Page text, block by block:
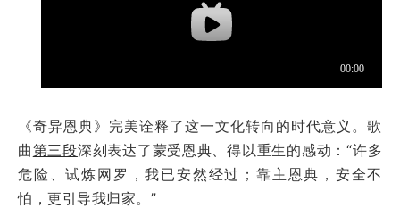
《奇异恩典》完美诠释了这一文化转向的时代意义。歌
曲第三段深刻表达了蒙受恩典、得以重生的感动：“许多
危险、试炼网罗，我已安然经过；靠主恩典，安全不
怕，更引导我归家。”